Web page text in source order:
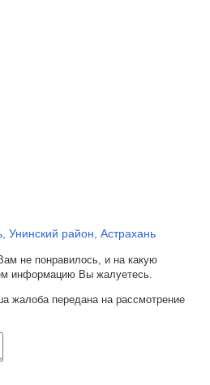
Унинский район, Астрахань
не понравилось, и на какую
информацию Вы жалуетесь.
жалоба передана на рассмотрение